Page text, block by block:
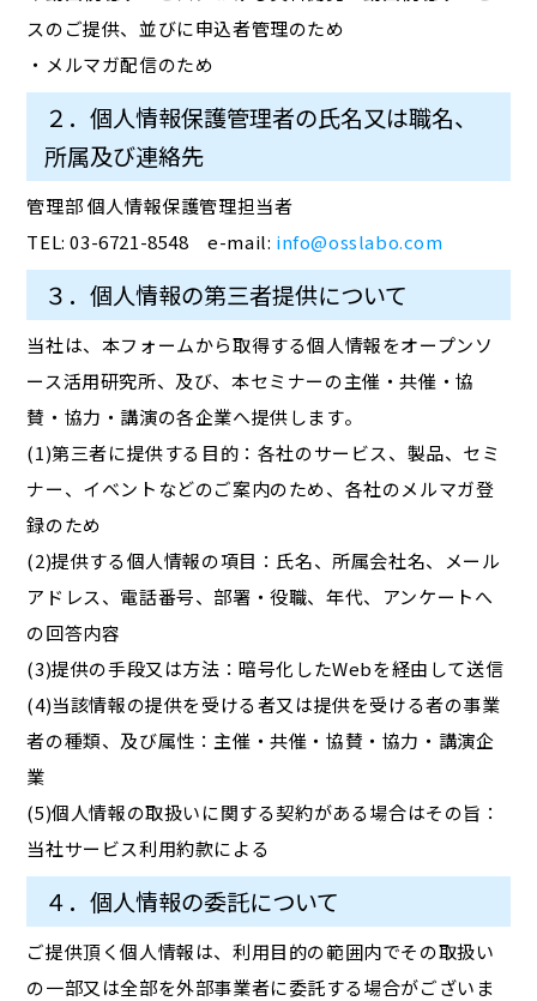
スのご提供、並びに申込者管理のため
・メルマガ配信のため
２．個人情報保護管理者の氏名又は職名、
所属及び連絡先
管理部 個人情報保護管理担当者
TEL: 03-6721-8548 e-mail: info@osslabo.com
３．個人情報の第三者提供について
当社は、本フォームから取得する個人情報をオープンソ
ース活用研究所、及び、本セミナーの主催・共催・協
賛・協力・講演の各企業へ提供します。
(1)第三者に提供する目的：各社のサービス、製品、セミ
ナー、イベントなどのご案内のため、各社のメルマガ登
録のため
(2)提供する個人情報の項目：氏名、所属会社名、メール
アドレス、電話番号、部署・役職、年代、アンケートへ
の回答内容
(3)提供の手段又は方法：暗号化したWebを経由して送信
(4)当該情報の提供を受ける者又は提供を受ける者の事業
者の種類、及び属性：主催・共催・協賛・協力・講演企
業
(5)個人情報の取扱いに関する契約がある場合はその旨：
当社サービス利用約款による
４．個人情報の委託について
ご提供頂く個人情報は、利用目的の範囲内でその取扱い
の一部又は全部を外部事業者に委託する場合がございま